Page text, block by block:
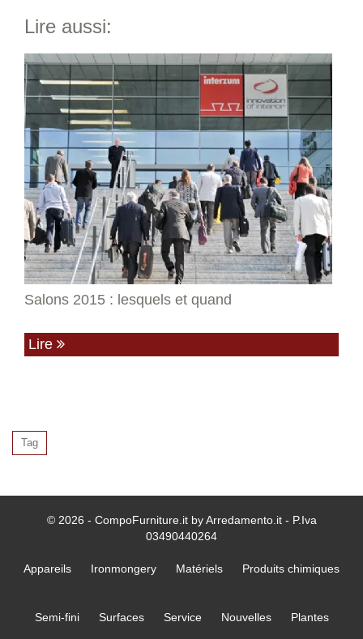
Lire aussi:
Salons 2015 : lesquels et quand
Lire
Tag
© 2026 - CompoFurniture.it by Arredamento.it - P.Iva
03490440264
Appareils Ironmongery Matériels Produits chimiques
Semi-fini Surfaces Service Nouvelles Plantes